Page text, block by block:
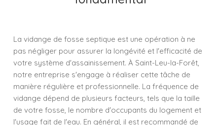
La vidange de fosse septique est une opération à ne
pas négliger pour assurer la longévité et l'efficacité de
votre système d'assainissement. À Saint-Leu-la-Forêt,
notre entreprise s'engage à réaliser cette tâche de
manière régulière et professionnelle. La fréquence de
vidange dépend de plusieurs facteurs, tels que la taille
de votre fosse, le nombre d'occupants du logement et
l'usage fait de l'eau. En général, il est recommandé de